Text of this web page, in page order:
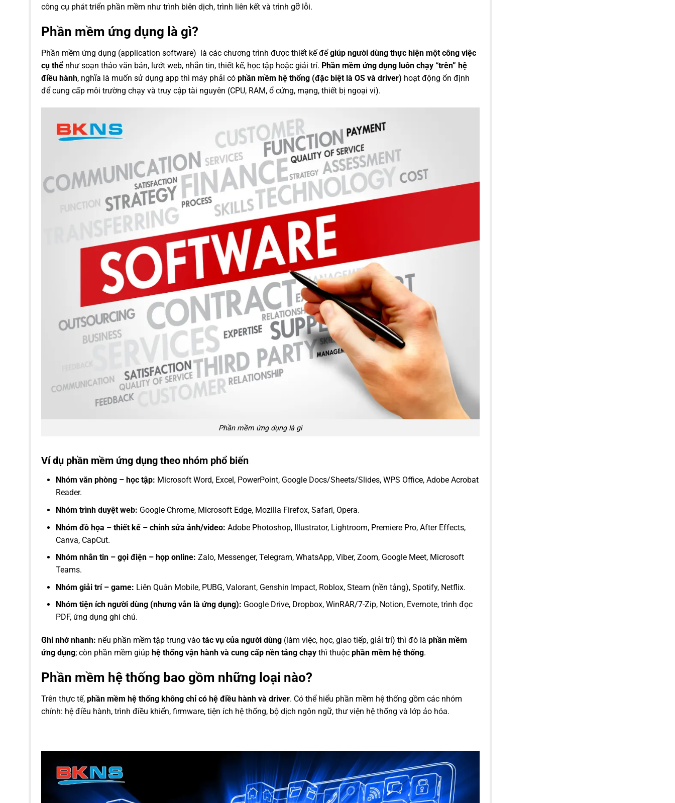
công cụ phát triển phần mềm như trình biên dịch, trình liên kết và trình gỡ lỗi.
Phần mềm ứng dụng là gì?
Phần mềm ứng dụng (application software) là các chương trình được thiết kế đểgiúp người dùng thực hiện một công việc
cụ thể như soạn thảo văn bản, lướt web, nhắn tin, thiết kế, học tập hoặc giải trí. Phần mềm ứng dụng luôn chạy “trên” hệ
điều hành, nghĩa là muốn sử dụng app thì máy phải có phần mềm hệ thống (đặc biệt là OS và driver) hoạt động ổn định
để cung cấp môi trường chạy và truy cập tài nguyên (CPU, RAM, ổ cứng, mạng, thiết bị ngoại vi).
Phần mềm ứng dụng là gì
Ví dụ phần mềm ứng dụng theo nhóm phổ biến
Nhóm văn phòng – học tập: Microsoft Word, Excel, PowerPoint, Google Docs/Sheets/Slides, WPS Office, Adobe Acrobat
Reader.
Nhóm trình duyệt web: Google Chrome, Microsoft Edge, Mozilla Firefox, Safari, Opera.
Nhóm đồ họa – thiết kế – chỉnh sửa ảnh/video: Adobe Photoshop, Illustrator, Lightroom, Premiere Pro, After Effects,
Canva, CapCut.
Nhóm nhắn tin – gọi điện – họp online: Zalo, Messenger, Telegram, WhatsApp, Viber, Zoom, Google Meet, Microsoft
Teams.
Nhóm giải trí – game: Liên Quân Mobile, PUBG, Valorant, Genshin Impact, Roblox, Steam (nền tảng), Spotify, Netflix.
Nhóm tiện ích người dùng (nhưng vẫn là ứng dụng): Google Drive, Dropbox, WinRAR/7-Zip, Notion, Evernote, trình đọc
PDF, ứng dụng ghi chú.
Ghi nhớ nhanh: nếu phần mềm tập trung vào tác vụ của người dùng (làm việc, học, giao tiếp, giải trí) thì đó là phần mềm
ứng dụng; còn phần mềm giúp hệ thống vận hành và cung cấp nền tảng chạy thì thuộc phần mềm hệ thống.
Phần mềm hệ thống bao gồm những loại nào?
Trên thực tế, phần mềm hệ thống không chỉ có hệ điều hành và driver. Có thể hiểu phần mềm hệ thống gồm các nhóm
chính: hệ điều hành, trình điều khiển, firmware, tiện ích hệ thống, bộ dịch ngôn ngữ, thư viện hệ thống và lớp ảo hóa.